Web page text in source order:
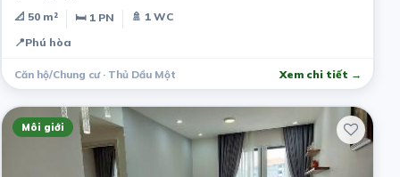
📐 50 m² 🛏 1 PN
🚿 1 WC
📍Phú hòa
Căn hộ/Chung cư · Thủ Dầu Một Xem chi tiết →
Môi giới